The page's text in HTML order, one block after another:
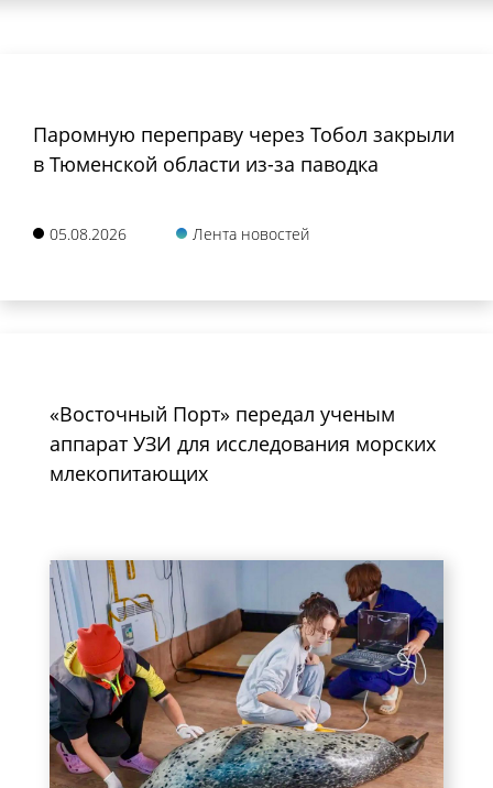
Паромную переправу через Тобол закрыли
в Тюменской области из-за паводка
05.08.2026 Лента новостей
«Восточный Порт» передал ученым
аппарат УЗИ для исследования морских
млекопитающих